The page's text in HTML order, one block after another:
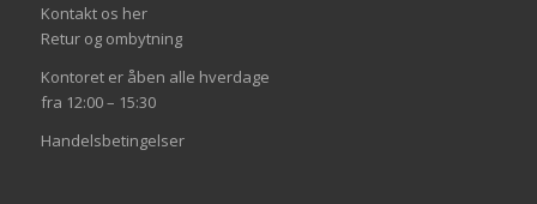
Kontakt os her
Retur og ombytning
Kontoret er åben alle hverdage
fra 12:00 – 15:30
Handelsbetingelser